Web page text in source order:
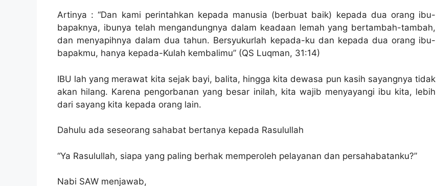
Artinya : “Dan kami perintahkan kepada manusia (berbuat baik) kepada dua orang ibu-
bapaknya, ibunya telah mengandungnya dalam keadaan lemah yang bertambah-tambah,
dan menyapihnya dalam dua tahun. Bersyukurlah kepada-ku dan kepada dua orang ibu-
bapakmu, hanya kepada-Kulah kembalimu” (QS Luqman, 31:14)
IBU lah yang merawat kita sejak bayi, balita, hingga kita dewasa pun kasih sayangnya tidak
akan hilang. Karena pengorbanan yang besar inilah, kita wajib menyayangi ibu kita, lebih
dari sayang kita kepada orang lain.
Dahulu ada seseorang sahabat bertanya kepada Rasulullah
“Ya Rasulullah, siapa yang paling berhak memperoleh pelayanan dan persahabatanku?”
Nabi SAW menjawab,